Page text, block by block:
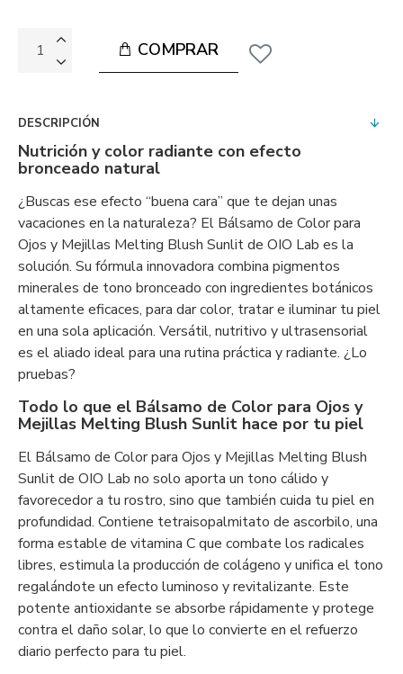
COMPRAR
DESCRIPCIÓN
Nutrición y color radiante con efecto
bronceado natural
¿Buscas ese efecto “buena cara” que te dejan unas
vacaciones en la naturaleza? El Bálsamo de Color para
Ojos y Mejillas Melting Blush Sunlit de OIO Lab es la
solución. Su fórmula innovadora combina pigmentos
minerales de tono bronceado con ingredientes botánicos
altamente eficaces, para dar color, tratar e iluminar tu piel
en una sola aplicación. Versátil, nutritivo y ultrasensorial
es el aliado ideal para una rutina práctica y radiante. ¿Lo
pruebas?
Todo lo que el Bálsamo de Color para Ojos y
Mejillas Melting Blush Sunlit hace por tu piel
El Bálsamo de Color para Ojos y Mejillas Melting Blush
Sunlit de OIO Lab no solo aporta un tono cálido y
favorecedor a tu rostro, sino que también cuida tu piel en
profundidad. Contiene tetraisopalmitato de ascorbilo, una
forma estable de vitamina C que combate los radicales
libres, estimula la producción de colágeno y unifica el tono
regalándote un efecto luminoso y revitalizante. Este
potente antioxidante se absorbe rápidamente y protege
contra el daño solar, lo que lo convierte en el refuerzo
diario perfecto para tu piel.